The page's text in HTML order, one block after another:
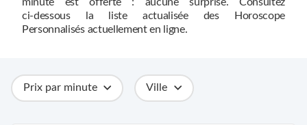
ci‑dessous la liste actualisée des Horoscope
Personnalisés actuellement en ligne.
Prix par minute
Catégories
Métiers
Compétences
Ville